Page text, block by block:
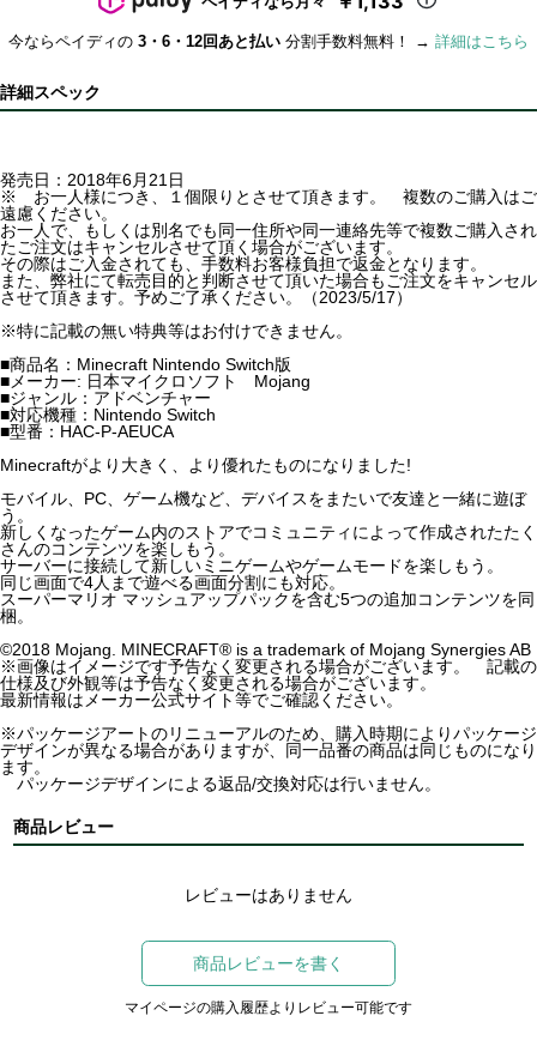
今ならペイディの 3・6・12回あと払い 分割手数料無料！ → 詳細はこちら
詳細スペック
発売日：2018年6月21日
※ お一人様につき、１個限りとさせて頂きます。 複数のご購入はご
遠慮ください。
お一人で、もしくは別名でも同一住所や同一連絡先等で複数ご購入され
たご注文はキャンセルさせて頂く場合がございます。
その際はご入金されても、手数料お客様負担で返金となります。
また、弊社にて転売目的と判断させて頂いた場合もご注文をキャンセル
させて頂きます。予めご了承ください。（2023/5/17）
※特に記載の無い特典等はお付けできません。
■商品名：Minecraft Nintendo Switch版
■メーカー: 日本マイクロソフト Mojang
■ジャンル：アドベンチャー
■対応機種：Nintendo Switch
■型番：HAC-P-AEUCA
Minecraftがより大きく、より優れたものになりました!
モバイル、PC、ゲーム機など、デバイスをまたいで友達と一緒に遊ぼ
う。
新しくなったゲーム内のストアでコミュニティによって作成されたたく
さんのコンテンツを楽しもう。
サーバーに接続して新しいミニゲームやゲームモードを楽しもう。
同じ画面で4人まで遊べる画面分割にも対応。
スーパーマリオ マッシュアップパックを含む5つの追加コンテンツを同
梱。
©2018 Mojang. MINECRAFT® is a trademark of Mojang Synergies AB
※画像はイメージです予告なく変更される場合がございます。 記載の
仕様及び外観等は予告なく変更される場合がございます。
最新情報はメーカー公式サイト等でご確認ください。
※パッケージアートのリニューアルのため、購入時期によりパッケージ
デザインが異なる場合がありますが、同一品番の商品は同じものになり
ます。
パッケージデザインによる返品/交換対応は行いません。
商品レビュー
レビューはありません
商品レビューを書く
マイページの購入履歴よりレビュー可能です